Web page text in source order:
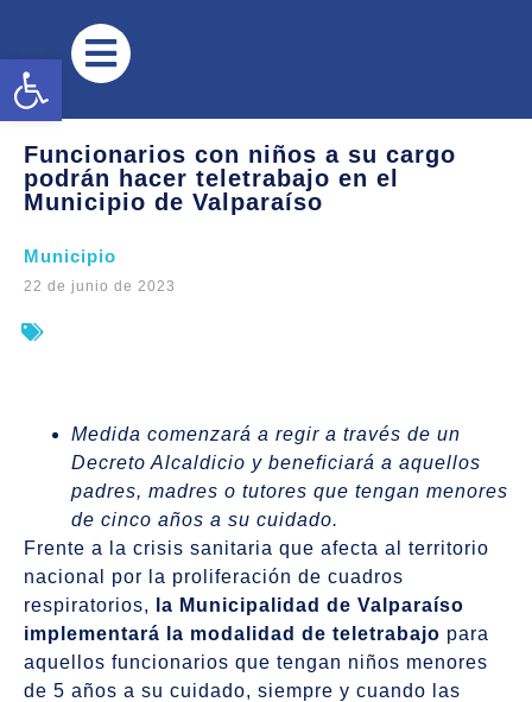
Abrir barra de herramientas
Funcionarios con niños a su cargo
podrán hacer teletrabajo en el
Municipio de Valparaíso
Municipio
22 de junio de 2023
Medida comenzará a regir a través de un
Decreto Alcaldicio y beneficiará a aquellos
padres, madres o tutores que tengan menores
de cinco años a su cuidado.
Frente a la crisis sanitaria que afecta al territorio
nacional por la proliferación de cuadros
respiratorios,
la Municipalidad de Valparaíso
implementará la modalidad de teletrabajo para
aquellos funcionarios que tengan niños menores
de 5 años a su cuidado, siempre y cuando las